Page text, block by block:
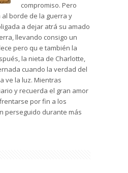
compromiso. Pero
borde de la guerra y
a dejar atrá su amado
llevando consigo un
pero qu e también la
la nieta de Charlotte,
cuando la verdad del
ve la luz. Mientras
y recuerda el gran amor
por fin a los
perseguido durante más